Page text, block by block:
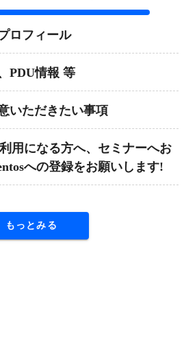
ロフィール
PDU情報 等
いただきたい事項
用になる方へ、セミナーへお
への登録をお願いします!
もっとみる